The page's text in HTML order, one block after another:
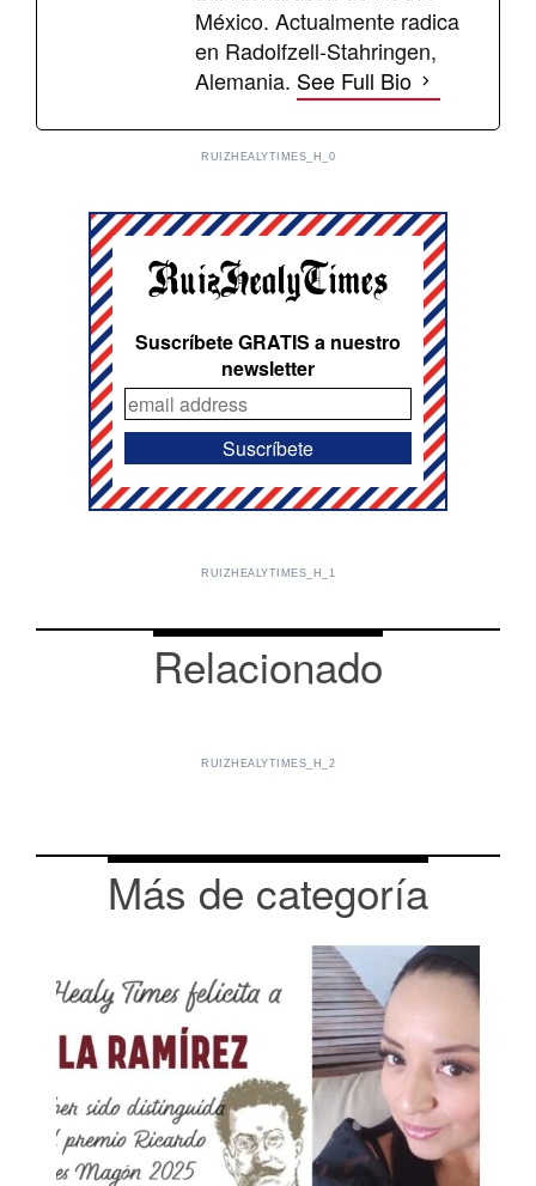
México. Actualmente radica
en Radolfzell-Stahringen,
Alemania. See Full Bio
RUIZHEALYTIMES_H_0
Suscríbete GRATIS a nuestro
newsletter
RUIZHEALYTIMES_H_1
Relacionado
RUIZHEALYTIMES_H_2
Más de categoría